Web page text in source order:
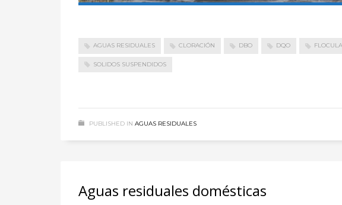
AGUAS RESIDUALES CLORACIÓN DBO DQO
SOLIDOS SUSPENDIDOS
PUBLISHED IN AGUAS RESIDUALES
Aguas residuales domésticas